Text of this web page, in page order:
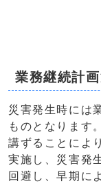
業務継続計
災害発生時には
ものとなります
講ずることによ
実施し、災害発
回避し、早期に